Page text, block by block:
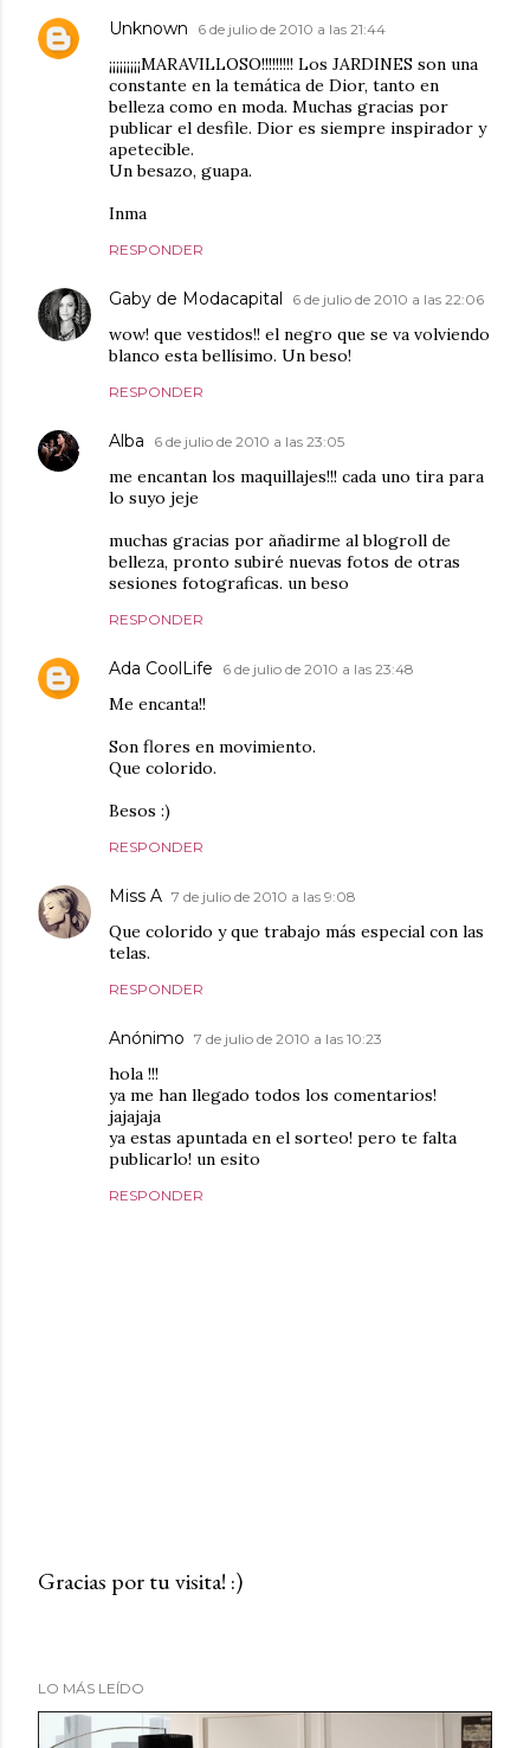
Unknown 6 de julio de 2010 a las 21:44
¡¡¡¡¡¡¡¡¡MARAVILLOSO!!!!!!!!! Los JARDINES son una
constante en la temática de Dior, tanto en
belleza como en moda. Muchas gracias por
publicar el desfile. Dior es siempre inspirador y
apetecible.
Un besazo, guapa.
Inma
RESPONDER
Gaby de Modacapital 6 de julio de 2010 a las 22:06
wow! que vestidos!! el negro que se va volviendo
blanco esta bellísimo. Un beso!
RESPONDER
Alba 6 de julio de 2010 a las 23:05
me encantan los maquillajes!!! cada uno tira para
lo suyo jeje
muchas gracias por añadirme al blogroll de
belleza, pronto subiré nuevas fotos de otras
sesiones fotograficas. un beso
RESPONDER
Ada CoolLife 6 de julio de 2010 a las 23:48
Me encanta!!
Son flores en movimiento.
Que colorido.
Besos :)
RESPONDER
Miss A 7 de julio de 2010 a las 9:08
Que colorido y que trabajo más especial con las
telas.
RESPONDER
Anónimo 7 de julio de 2010 a las 10:23
hola !!!
ya me han llegado todos los comentarios!
jajajaja
ya estas apuntada en el sorteo! pero te falta
publicarlo! un esito
RESPONDER
l
Gracias por tu visita! :)
LO MÁS LEÍDO